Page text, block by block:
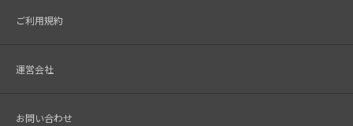
ご利用規約
運営会社
お問い合わせ